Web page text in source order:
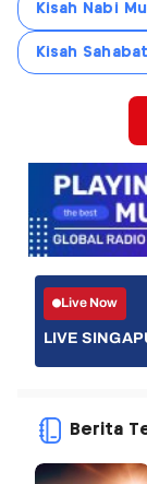
Kisah Nabi
Kisah
Live Now
LIVE
Berita